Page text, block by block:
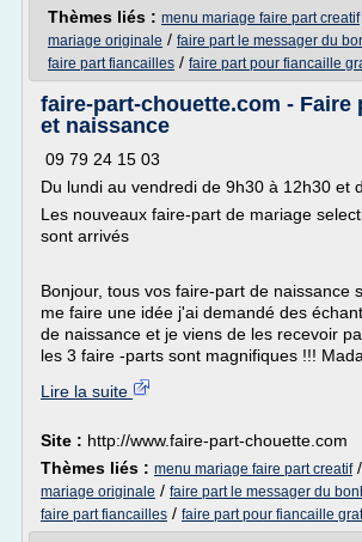
Thèmes liés : menu mariage faire part creatif
mariage originale / faire part le messager du
faire part fiancailles / faire part pour fiancaille
faire-part-chouette.com - Faire
et naissance
09 79 24 15 03
Du lundi au vendredi de 9h30 à 12h30 et
Les nouveaux faire-part de mariage
sont arrivés
Bonjour, tous vos faire-part de naissance
me faire une idée j'ai demandé des
de naissance et je viens de les recevoir
les 3 faire -parts sont magnifiques !!!
Lire la suite
Site : http://www.faire-part-chouette.com
Thèmes liés : menu mariage faire part creatif/
mariage originale / faire part le messager du
faire part fiancailles / faire part pour fiancaille